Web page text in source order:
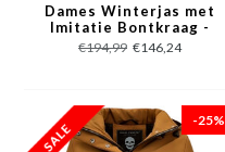
Dames Winterjas met
Imitatie Bontkraag -
Slim Fit - Blauw
€194,99 €146,24
-25%